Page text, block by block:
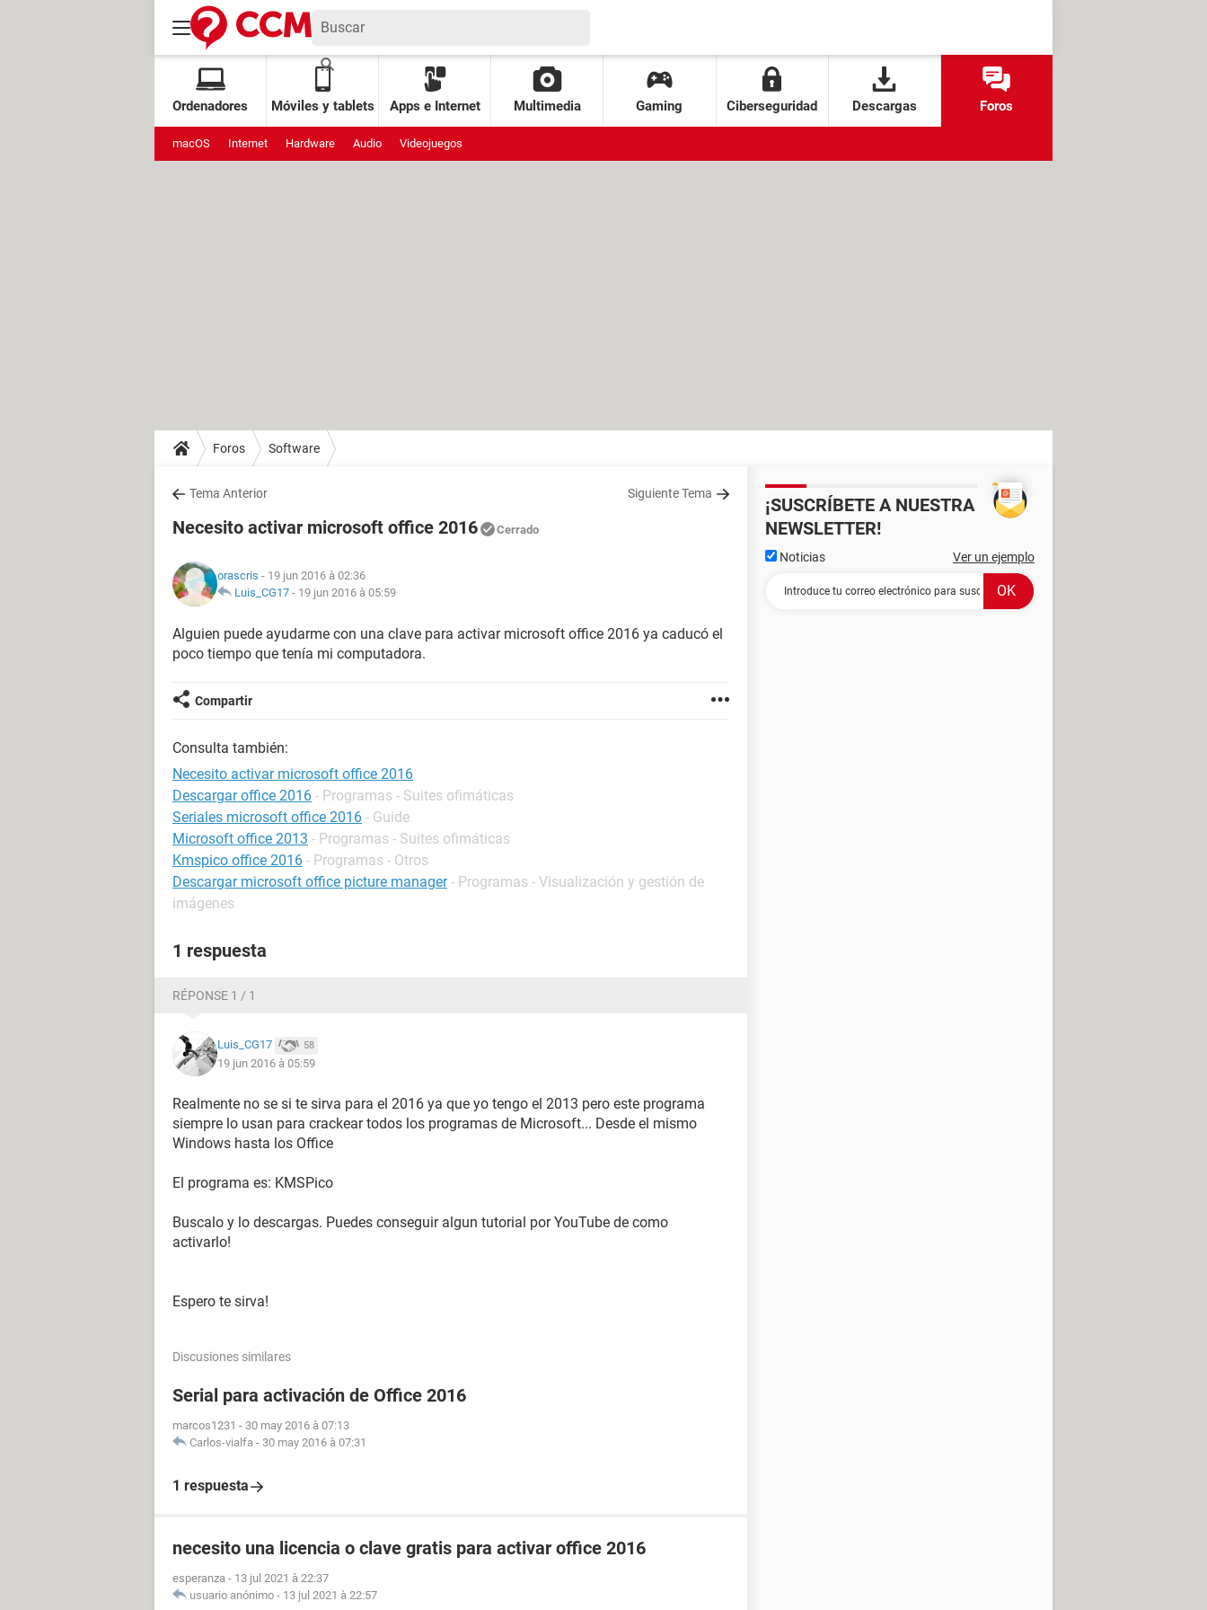
Ordenadores Móviles y tablets Apps e Internet Multimedia Gaming Ciberseguridad Descargas Foros
macOS Internet Hardware Audio Videojuegos
Foros Software
Tema Anterior Siguiente Tema
Necesito activar microsoft office 2016 Cerrado
orascris - 19 jun 2016 à 02:36
Luis_CG17 - 19 jun 2016 à 05:59
Alguien puede ayudarme con una clave para activar microsoft office 2016 ya caducó el
poco tiempo que tenía mi computadora.
Compartir
Consulta también:
Necesito activar microsoft office 2016
Descargar office 2016 - Programas - Suites ofimáticas
Seriales microsoft office 2016 - Guide
Microsoft office 2013 - Programas - Suites ofimáticas
Kmspico office 2016 - Programas - Otros
Descargar microsoft office picture manager - Programas - Visualización y gestión de
imágenes
1 respuesta
RÉPONSE 1 / 1
Luis_CG17 58
19 jun 2016 à 05:59
Realmente no se si te sirva para el 2016 ya que yo tengo el 2013 pero este programa
siempre lo usan para crackear todos los programas de Microsoft... Desde el mismo
Windows hasta los Office
El programa es: KMSPico
Buscalo y lo descargas. Puedes conseguir algun tutorial por YouTube de como
activarlo!
Espero te sirva!
Discusiones similares
Serial para activación de Office 2016
marcos1231 - 30 may 2016 à 07:13
Carlos-vialfa - 30 may 2016 à 07:31
1 respuesta
necesito una licencia o clave gratis para activar office 2016
esperanza - 13 jul 2021 à 22:37
usuario anónimo - 13 jul 2021 à 22:57
¡SUSCRÍBETE A NUESTRA
NEWSLETTER!
Noticias Ver un ejemplo